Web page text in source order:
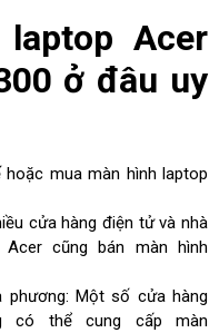
Acer
ở đâu uy
mua màn hình laptop
cửa hàng điện tử và nhà
cũng bán màn hình
Một số cửa hàng
có thể cung cấp màn